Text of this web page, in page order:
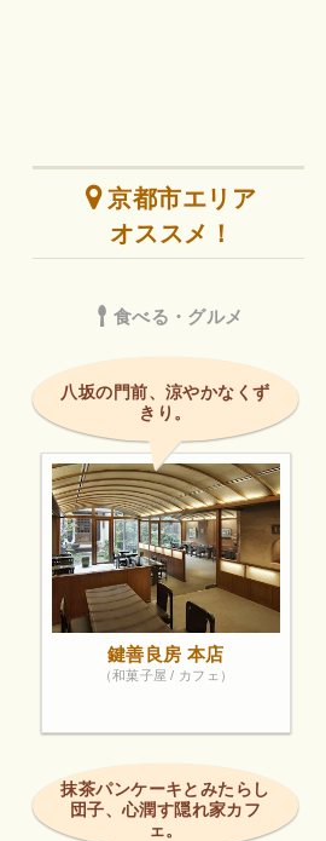
京都市エリア
オススメ！
食べる・グルメ
八坂の門前、涼やかなくず
きり。
鍵善良房 本店
（和菓子屋 / カフェ）
抹茶パンケーキとみたらし
団子、心潤す隠れ家カフ
ェ。